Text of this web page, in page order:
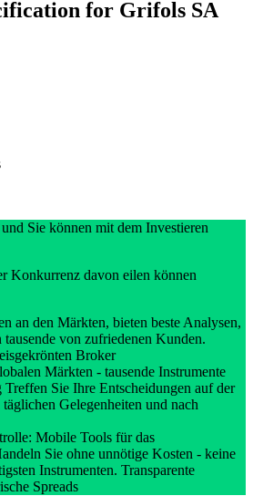
for Grifols SA
Sie können mit dem Investieren
Konkurrenz davon eilen können
an den Märkten, bieten beste Analysen,
von zufriedenen Kunden.
Broker
Märkten - tausende Instrumente
Sie Ihre Entscheidungen auf der
Gelegenheiten und nach
Mobile Tools für das
Sie ohne unnötige Kosten - keine
Instrumenten. Transparente
Spreads